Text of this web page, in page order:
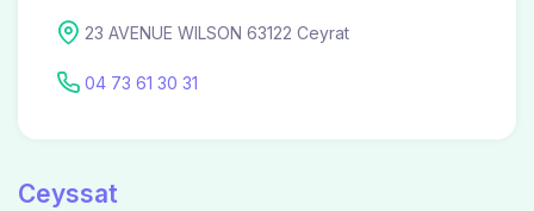
23 AVENUE WILSON 63122 Ceyrat
04 73 61 30 31
Ceyssat